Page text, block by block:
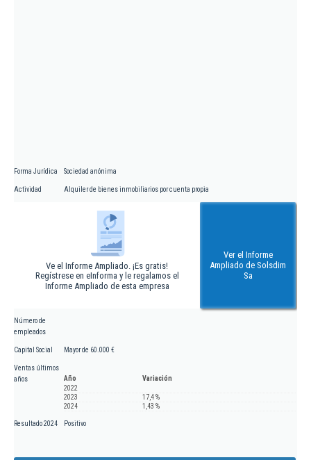
Forma Jurídica Sociedad anónima
Actividad Alquiler de bienes inmobiliarios por cuenta propia
Ve el Informe Ampliado. ¡Es gratis!
Regístrese en eInforma y le regalamos el
Informe Ampliado de esta empresa
Ver el Informe
Ampliado de Solsdim
Sa
Número de
empleados
Capital Social Mayor de 60.000 €
Ventas últimos
años
Año
Variación
2022
2023
17,4 %
2024
1,43 %
Resultado 2024 Positivo